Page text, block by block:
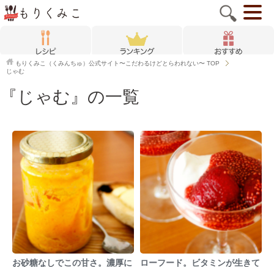
もりくみこ（くみんちゅ）公式サイト〜こだわるけどとらわれない〜 TOP
じゃむ
『じゃむ』の一覧
お砂糖なしでこの甘さ。濃厚に
ローフード。ビタミンが生きて